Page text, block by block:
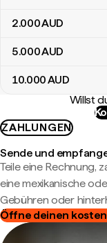
2.000AUD
5.000AUD
10.000AUD
Willst
ZAHLUNGEN
Sende und
Teile eine Rechnung,
eine mexikanische
Gebühren oder
Öffne deinen